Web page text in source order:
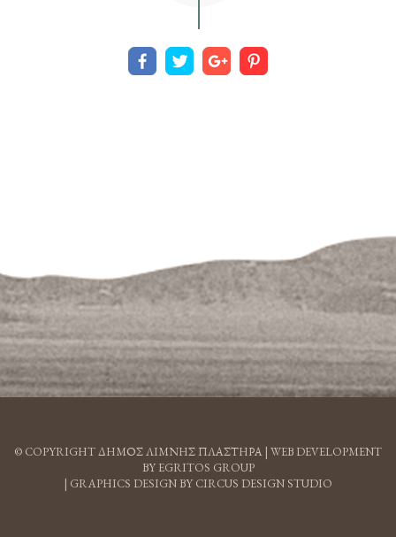
© COPYRIGHT ΔΗΜΟΣ ΛΙΜΝΗΣ ΠΛΑΣΤΗΡΑ | WEB DEVELOPMENT
BY EGRITOS GROUP
| GRAPHICS DESIGN BY CIRCUS DESIGN STUDIO